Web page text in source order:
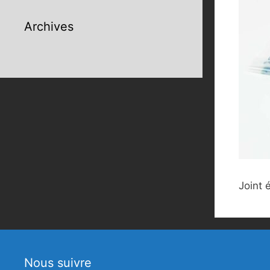
Joint
Archives
Nous suivre